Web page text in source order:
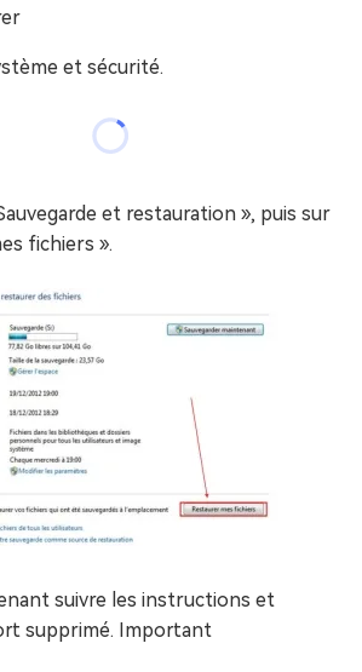
et sécurité.
et restauration », puis sur
fichiers ».
suivre les instructions et
supprimé. Important